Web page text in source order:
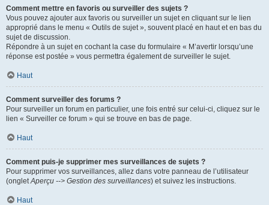
Comment mettre en favoris ou surveiller des sujets ?
Vous pouvez ajouter aux favoris ou surveiller un sujet en cliquant sur le lien
approprié dans le menu « Outils de sujet », souvent placé en haut et en bas du
sujet de discussion.
Répondre à un sujet en cochant la case du formulaire « M’avertir lorsqu’une
réponse est postée » vous permettra également de surveiller le sujet.
Haut
Comment surveiller des forums ?
Pour surveiller un forum en particulier, une fois entré sur celui-ci, cliquez sur le
lien « Surveiller ce forum » qui se trouve en bas de page.
Haut
Comment puis-je supprimer mes surveillances de sujets ?
Pour supprimer vos surveillances, allez dans votre panneau de l’utilisateur
(ongletAperçu --> Gestion des surveillances) et suivez les instructions.
Haut